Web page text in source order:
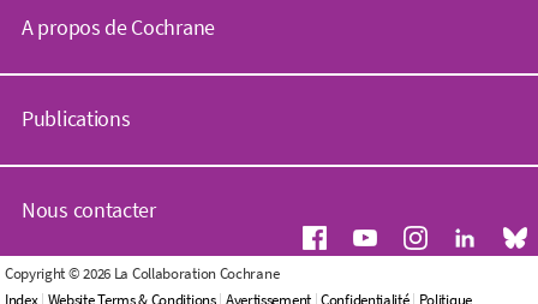
A propos de Cochrane
o
h
a
n
.
o
Publications
i
l
i
o
Nous contacter
D
e
Copyright © 2026 La Collaboration Cochrane
Index| Website Terms & Conditions| Avertissement|Confidentialité| Politique